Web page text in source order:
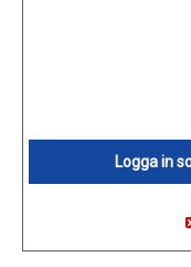
Logga in